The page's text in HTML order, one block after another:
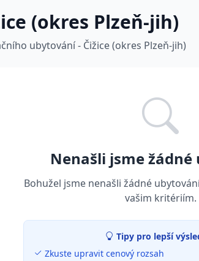
(okres Plzeň-jih)
ubytování - Čižice (okres Plzeň-jih)
Nenašli jsme
Bohužel jsme nenašli žádné
vašim kritériím.
Tipy pro lepší
Zkuste upravit cenový rozsah